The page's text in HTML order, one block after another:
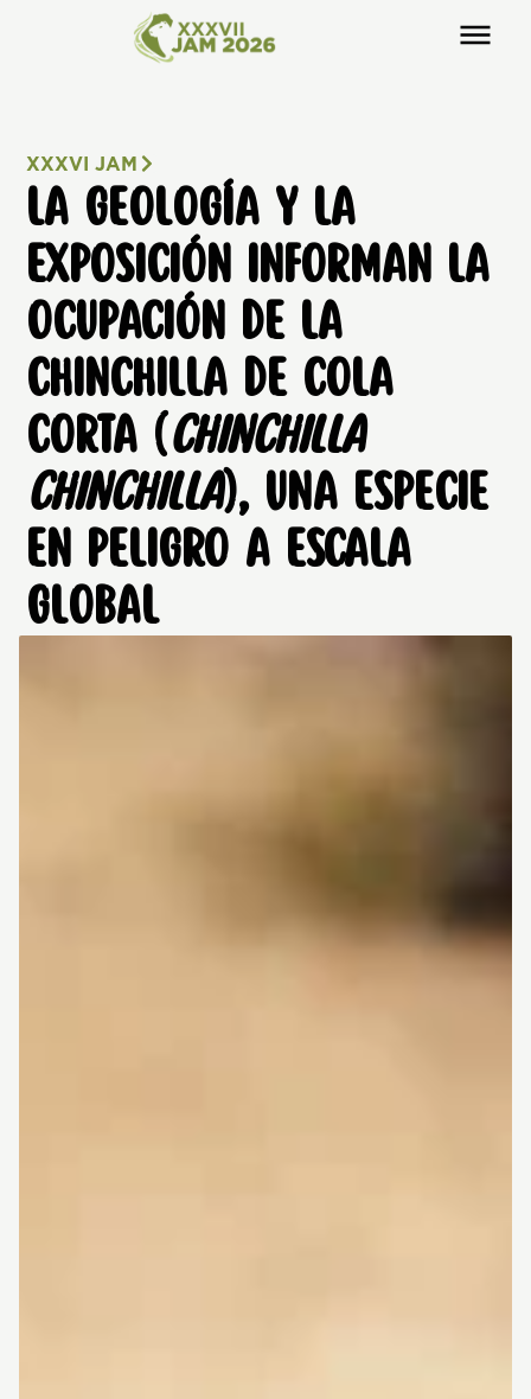
XXXVI JAM
LA GEOLOGÍA Y LA
EXPOSICIÓN INFORMAN LA
OCUPACIÓN DE LA
CHINCHILLA DE COLA
CORTA (CHINCHILLA
CHINCHILLA), UNA ESPECIE
EN PELIGRO A ESCALA
GLOBAL